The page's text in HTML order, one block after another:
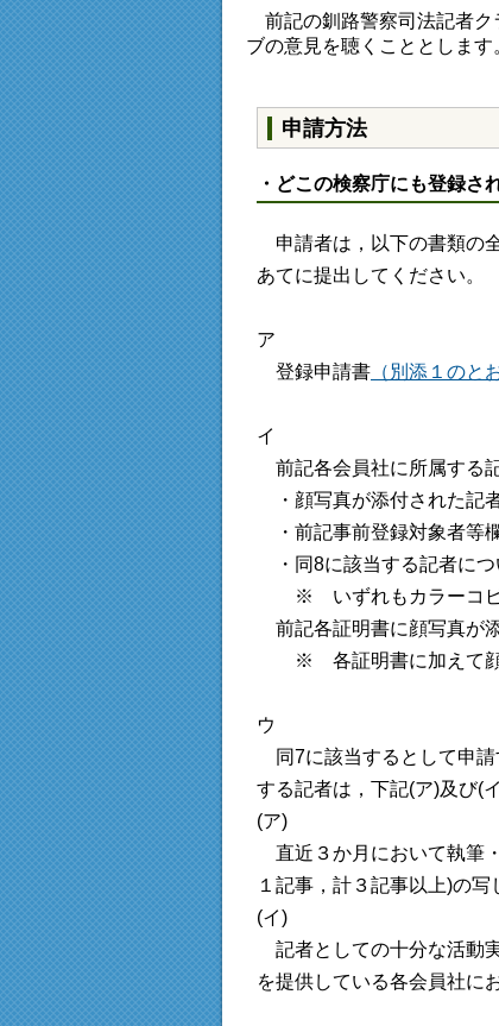
前記の釧路警察司法記者ク
ブの意見を聴くこととします
申請方法
・どこの検察庁にも登録さ
申請者は，以下の書類の
あてに提出してください。
ア
登録申請書 （別添１のと
イ
前記各会員社に所属する
・顔写真が添付された記
・前記事前登録対象者等
・同8に該当する記者につ
※ いずれもカラーコピ
前記各証明書に顔写真が
※ 各証明書に加えて顔写
ウ
同7に該当するとして申請
する記者は，下記(ア)及び(
(ア)
直近３か月において執筆
１記事，計３記事以上)の写
(イ)
記者としての十分な活動
を提供している各会員社に